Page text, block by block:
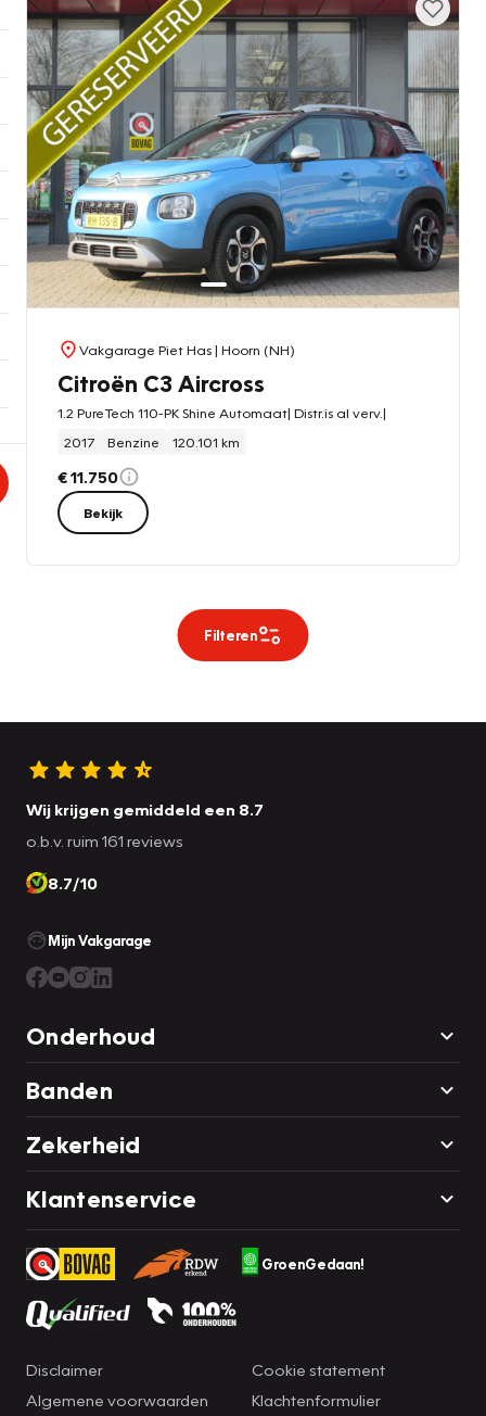
Vakgarage Piet Has| Hoorn (NH)
Citroën C3 Aircross
1.2 PureTech 110-PK Shine Automaat| Distr.is al verv.|
2017
Benzine 120.101 km
€ 11.750
Bekijk
Filteren
Wij krijgen gemiddeld een 8.7
o.b.v. ruim 161 reviews
8.7/10
Mijn Vakgarage
Onderhoud
Banden
Zekerheid
Klantenservice
GroenGedaan!
Disclaimer
Algemene voorwaarden
Cookie statement
Klachtenformulier